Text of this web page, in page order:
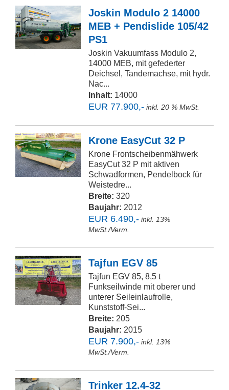
Joskin Modulo 2 14000
MEB + Pendislide 105/42
PS1
Joskin Vakuumfass Modulo 2,
14000 MEB, mit gefederter
Deichsel, Tandemachse, mit hydr.
Nac...
Inhalt: 14000
EUR 77.900,- inkl. 20 % MwSt.
Krone EasyCut 32 P
Krone Frontscheibenmähwerk
EasyCut 32 P mit aktiven
Schwadformen, Pendelbock für
Weistedre...
Breite: 320
Baujahr: 2012
EUR 6.490,- inkl. 13%
MwSt./Verm.
Tajfun EGV 85
Tajfun EGV 85, 8,5 t
Funkseilwinde mit oberer und
unterer Seileinlaufrolle,
Kunststoff-Sei...
Breite: 205
Baujahr: 2015
EUR 7.900,- inkl. 13%
MwSt./Verm.
Trinker 12.4-32